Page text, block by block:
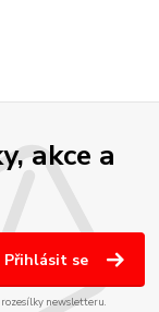
akce a
Přihlásit se
newsletteru.